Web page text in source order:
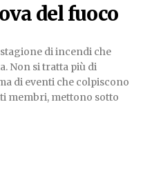
del fuoco
di incendi che
Non si tratta più di
di eventi che colpiscono
membri, mettono sotto